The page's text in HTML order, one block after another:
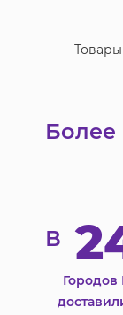
Товары
Более
В
Городов